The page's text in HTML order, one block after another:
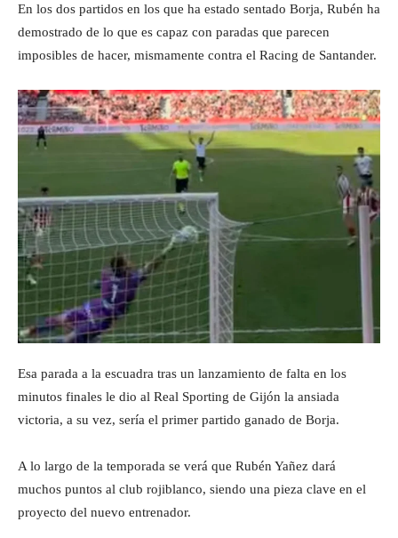
En los dos partidos en los que ha estado sentado Borja, Rubén ha
demostrado de lo que es capaz con paradas que parecen
imposibles de hacer, mismamente contra el Racing de Santander.
Esa parada a la escuadra tras un lanzamiento de falta en los
minutos finales le dio al Real Sporting de Gijón la ansiada
victoria, a su vez, sería el primer partido ganado de Borja.
A lo largo de la temporada se verá que Rubén Yañez dará
muchos puntos al club rojiblanco, siendo una pieza clave en el
proyecto del nuevo entrenador.